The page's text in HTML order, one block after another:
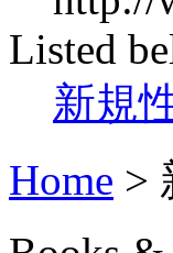
Listed
新規
Home >